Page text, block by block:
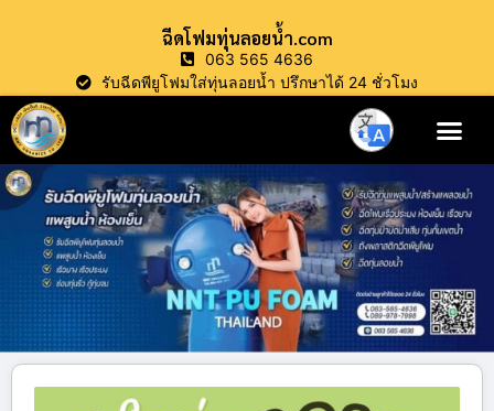
ฉีดโฟมทุ่นลอยน้ำ.com
063 565 4636
รับฉีดพียูโฟมใส่ทุ่นลอยน้ำ ปรึกษาได้ 24 ชั่วโมง